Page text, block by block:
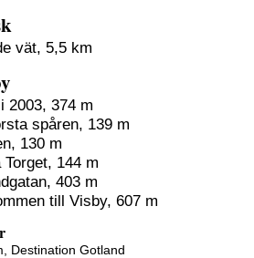
vät, 5,5 km
2003, 374 m
spåren, 139 m
130 m
Torget, 144 m
403 m
till Visby, 607 m
Destination Gotland